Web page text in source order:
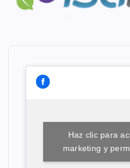
Haz clic para
marketing y